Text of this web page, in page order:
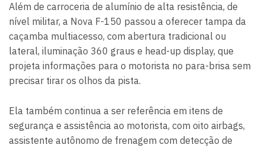
Além de carroceria de alumínio de alta resistência, de
nível militar, a Nova F-150 passou a oferecer tampa da
caçamba multiacesso, com abertura tradicional ou
lateral, iluminação 360 graus e head-up display, que
projeta informações para o motorista no para-brisa sem
precisar tirar os olhos da pista.
Ela também continua a ser referência em itens de
segurança e assistência ao motorista, com oito airbags,
assistente autônomo de frenagem com detecção de